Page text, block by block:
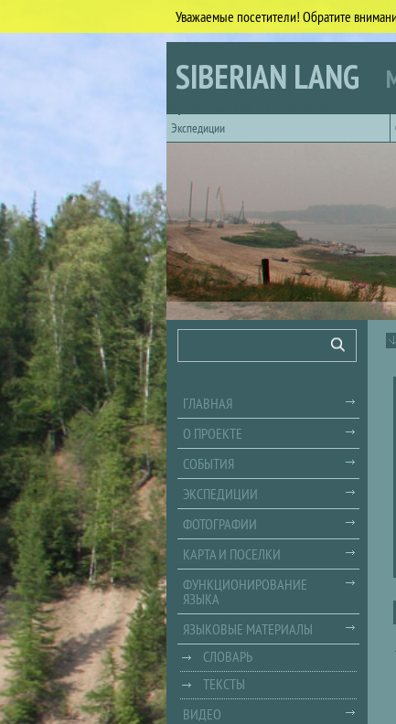
Уважаемые посетители! Обратите
SIBERIAN LANG
Экспедиции
Поиск
ГЛАВНАЯ
О ПРОЕКТЕ
СОБЫТИЯ
ЭКСПЕДИЦИИ
ФОТОГРАФИИ
КАРТА И ПОСЕЛКИ
ФУНКЦИОНИРОВАНИЕ
ЯЗЫКА
ЯЗЫКОВЫЕ МАТЕРИАЛЫ
СЛОВАРЬ
ТЕКСТЫ
ВИДЕО